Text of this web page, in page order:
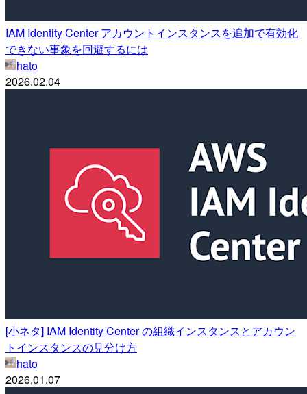
IAM Identity Center アカウントインスタンスを追加で有効化
できない事象を回避するには
hato
2026.02.04
[小ネタ] IAM Identity Center の組織インスタンスとアカウン
トインスタンスの見分け方
hato
2026.01.07